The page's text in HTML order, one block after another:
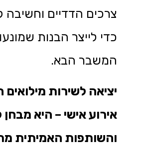
צרכים הדדיים וחשיבה
כדי לייצר הבנות
המשבר הבא.
יציאה לשירות
אירוע אישי – היא
והשותפות האמיתית